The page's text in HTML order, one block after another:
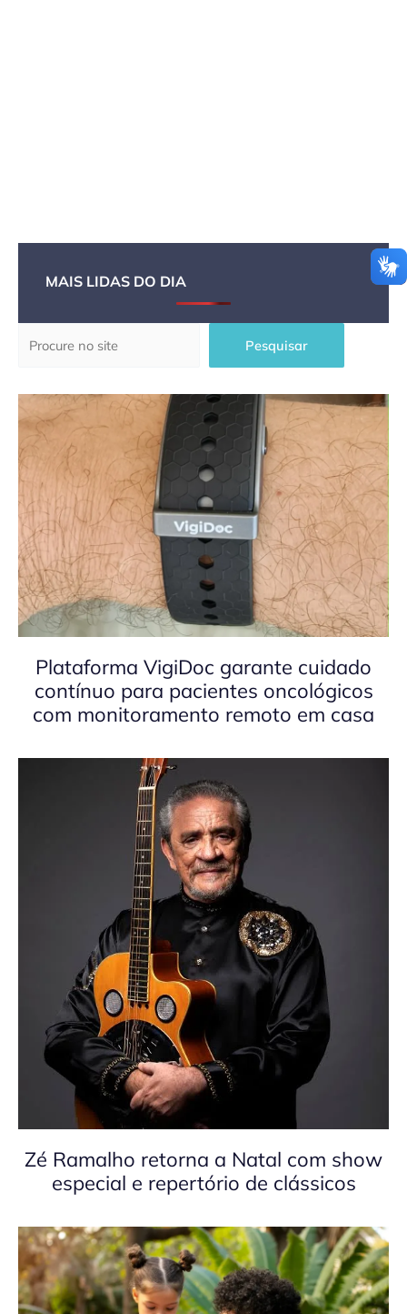
MAIS LIDAS DO DIA
Pesquisar
Plataforma VigiDoc garante cuidado
contínuo para pacientes oncológicos
com monitoramento remoto em casa
Zé Ramalho retorna a Natal com show
especial e repertório de clássicos